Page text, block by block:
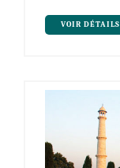
VOIR DÉTAILS